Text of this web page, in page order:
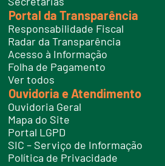
Portal da Transparência
Responsabilidade Fiscal
Radar da Transparência
Acesso à Informação
Folha de Pagamento
Ver todos
Ouvidoria e Atendimento
Ouvidoria Geral
Mapa do Site
Portal LGPD
SIC – Serviço de Informação
Política de Privacidade